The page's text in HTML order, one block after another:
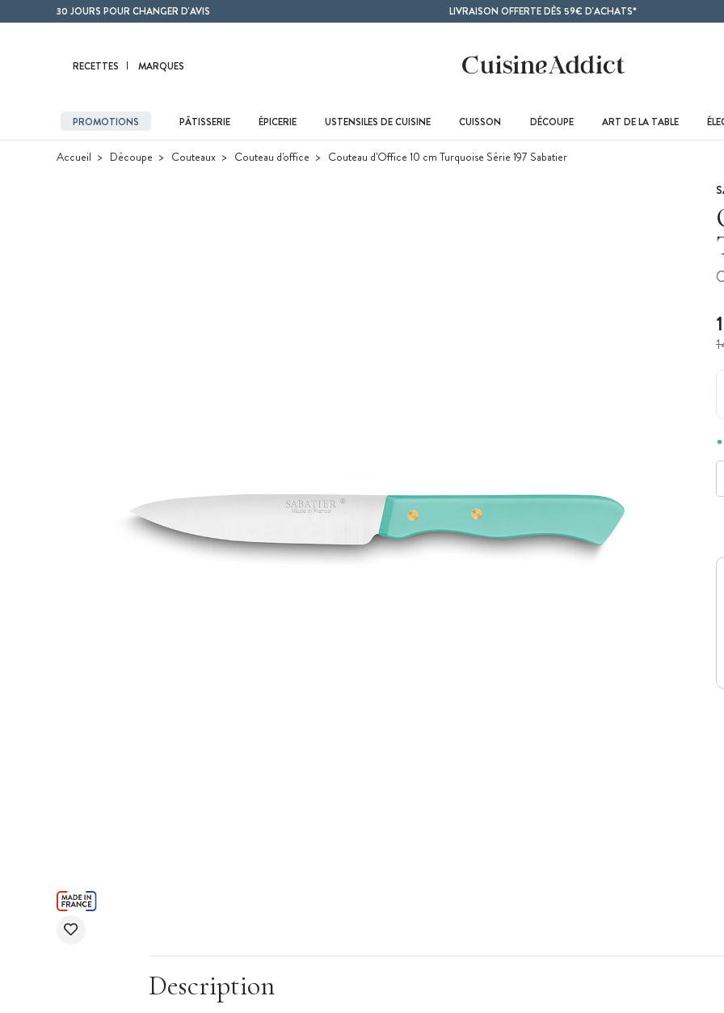
Contenu principal30 JOURS POUR CHANGER D'AVIS LIVRAISON OFFERTE DÈS 59€ D'ACHATS*
RECETTES MARQUES
PROMOTIONS PÂTISSERIE ÉPICERIE USTENSILES DE CUISINE CUISSON DÉCOUPE ART DE LA TABLE
Accueil Découpe Couteaux Couteau d'office Couteau d'Office 10 cm Turquoise Série 197 Sabatier
Description